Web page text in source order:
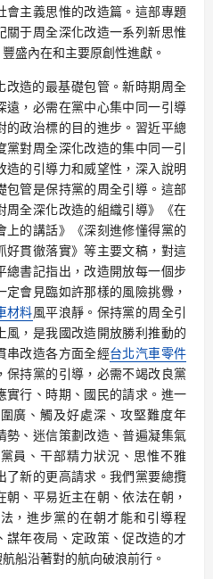
會主義思惟的改造篇。這部專題
于周全深化改造一系列新思惟
盛內在和主要原創性進獻。
改造的最基礎包管。新時期周全
遠，必需在黨中心集中同一引導
政治標的目的進步。習近平總
對周全深化改造的集中同一引
的引導力和威望性，深入說明
包管是保持黨的周全引導。這部
周全深化改造的組織引導》《在
上的講話》《深刻進修懂得黨的
好貫徹落實》等主要文稿，對這
總書記指出，改造開放每一個步
會見臨如許那樣的風險挑釁，
材料風平浪靜。保持黨的周全引
，是我國改造開放勝利推動的
串改造各方面全經台北汽車零件
保持黨的引導，必需不竭改良黨
實行、時期、國民的請求。進一
廣、觸及好處深、攻堅難度年
勢、迷信策劃改造、普遍凝集氣
員、干部精力狀況、思惟不雅
了新的更高請求。我們黨要總攬
、平易近主在朝、依法在朝，
，進步黨的在朝才能和引導程
謀年夜局、定政策、促改造的才
船沿著對的航向破浪前行。